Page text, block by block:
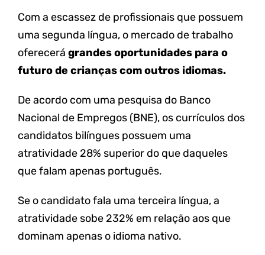
Com a escassez de profissionais que possuem
uma segunda língua, o mercado de trabalho
oferecerá grandes oportunidades para o
futuro de crianças com outros idiomas.
De acordo com uma pesquisa do Banco
Nacional de Empregos (BNE), os currículos dos
candidatos bilíngues possuem uma
atratividade 28% superior do que daqueles
que falam apenas português.
Se o candidato fala uma terceira língua, a
atratividade sobe 232% em relação aos que
dominam apenas o idioma nativo.